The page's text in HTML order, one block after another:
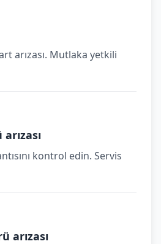
arızası. Mutlaka yetkili
kontrol edin. Servis
arızası